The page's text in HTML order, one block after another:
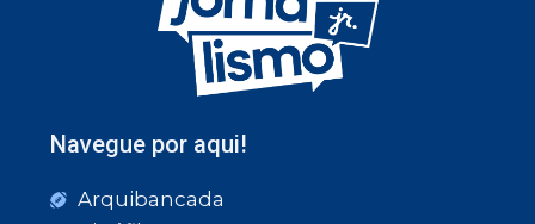
Navegue por aqui!
Arquibancada